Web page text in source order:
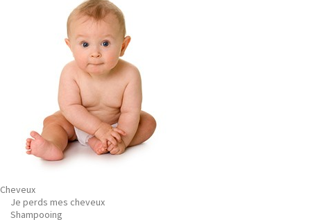
Cheveux
Je perds mes cheveux
Shampooing